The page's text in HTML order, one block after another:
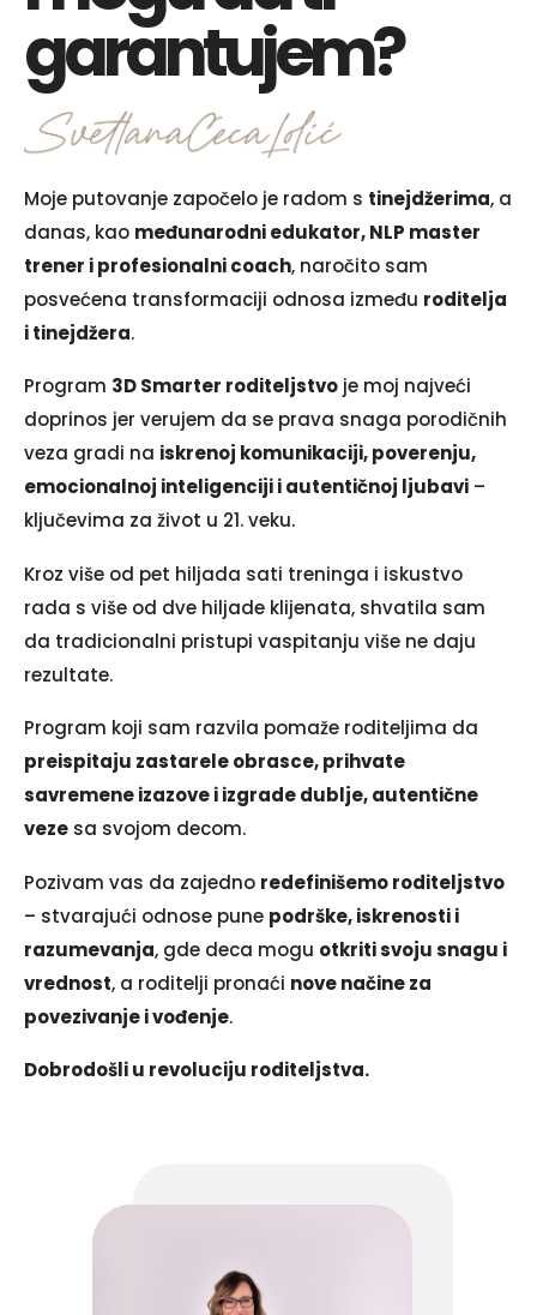
Moje putovanje započelo je radom s tinejdžerima, a
danas, kao međunarodni edukator, NLP master
trener i profesionalni coach, naročito sam
posvećena transformaciji odnosa između roditelja
i tinejdžera.
Program 3D Smarter roditeljstvo je moj najveći
doprinos jer verujem da se prava snaga porodičnih
veza gradi na iskrenoj komunikaciji, poverenju,
emocionalnoj inteligenciji i autentičnoj ljubavi –
ključevima za život u 21. veku.
Kroz više od pet hiljada sati treninga i iskustvo
rada s više od dve hiljade klijenata, shvatila sam
da tradicionalni pristupi vaspitanju više ne daju
rezultate.
Program koji sam razvila pomaže roditeljima da
preispitaju zastarele obrasce, prihvate
savremene izazove i izgrade dublje, autentične
veze sa svojom decom.
Pozivam vas da zajedno redefinišemo roditeljstvo
– stvarajući odnose pune podrške, iskrenosti i
razumevanja, gde deca mogu otkriti svoju snagu i
vrednost, a roditelji pronaći nove načine za
povezivanje i vođenje.
Dobrodošli u revoluciju roditeljstva.
garantujem?